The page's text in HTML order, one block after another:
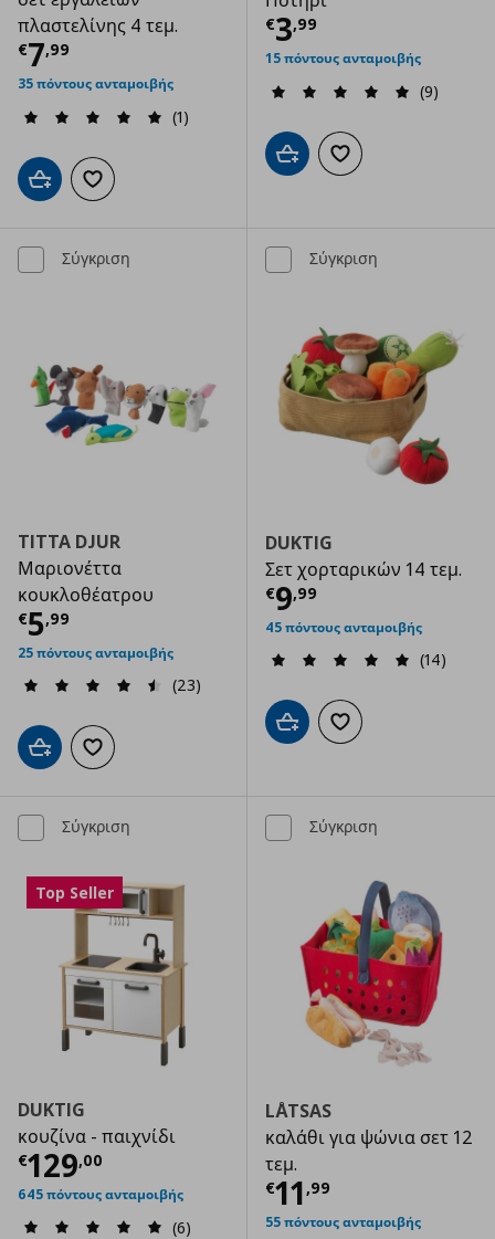
πλαστελίνης 4 τεμ.
€7,99
Τρέχουσα τιμή € 7,99
35 πόντους ανταμοιβής
(1)
Προσθήκη στο καλάθι
Προσθήκη στα αγαπημένα
€3,99
Τρέχουσα
15 πόντους ανταμοιβής
(9)
Προσθήκη στο καλάθι
Προσθήκη στα
Σύγκριση
TITTA DJUR
Μαριονέττα
κουκλοθέατρου
€5,99
Τρέχουσα τιμή € 5,99
25 πόντους ανταμοιβής
(23)
Προσθήκη στο καλάθι
Προσθήκη στα αγαπημένα
Σύγκριση
DUKTIG
Σετ χορταρικών 14 τεμ.
€9,99
Τρέχουσα
45 πόντους ανταμοιβής
(14)
Προσθήκη στο καλάθι
Προσθήκη στα
Σύγκριση
Top Seller
DUKTIG
κουζίνα - παιχνίδι
€129,00
Τρέχουσα τιμή € 129,00
645 πόντους ανταμοιβής
(6)
Σύγκριση
LÅTSAS
καλάθι για ψώνια σετ 12
τεμ.
€11 ,99
Τρέχουσα
55 πόντους ανταμοιβής